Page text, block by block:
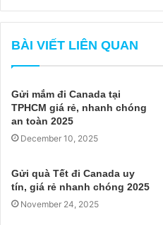
BÀI VIẾT LIÊN QUAN
Gửi mắm đi Canada tại
TPHCM giá rẻ, nhanh chóng
an toàn 2025
December 10, 2025
Gửi quà Tết đi Canada uy
tín, giá rẻ nhanh chóng 2025
November 24, 2025